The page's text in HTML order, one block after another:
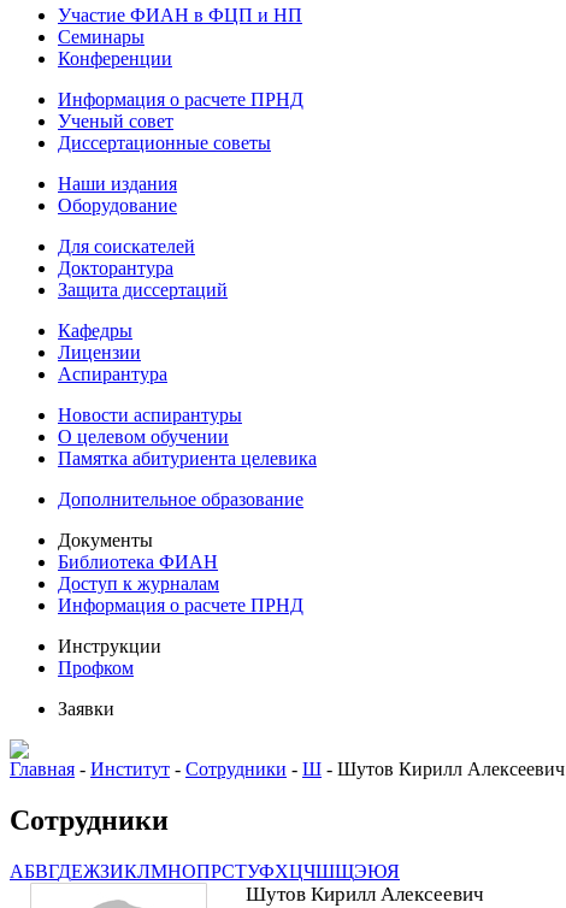
Участие ФИАН в ФЦП и НП
Семинары
Конференции
Информация о расчете ПРНД
Ученый совет
Диссертационные советы
Наши издания
Оборудование
Для соискателей
Докторантура
Защита диссертаций
Кафедры
Лицензии
Аспирантура
Новости аспирантуры
О целевом обучении
Памятка абитуриента целевика
Дополнительное образование
Документы
Библиотека ФИАН
Доступ к журналам
Информация о расчете ПРНД
Инструкции
Профком
Заявки
Главная - Институт - Сотрудники - Ш - Шутов Кирилл Алексеевич
Сотрудники
АБВГДЕЖЗИКЛМНОПРСТУФХЦЧШЩЭЮЯ
Шутов Кирилл Алексеевич